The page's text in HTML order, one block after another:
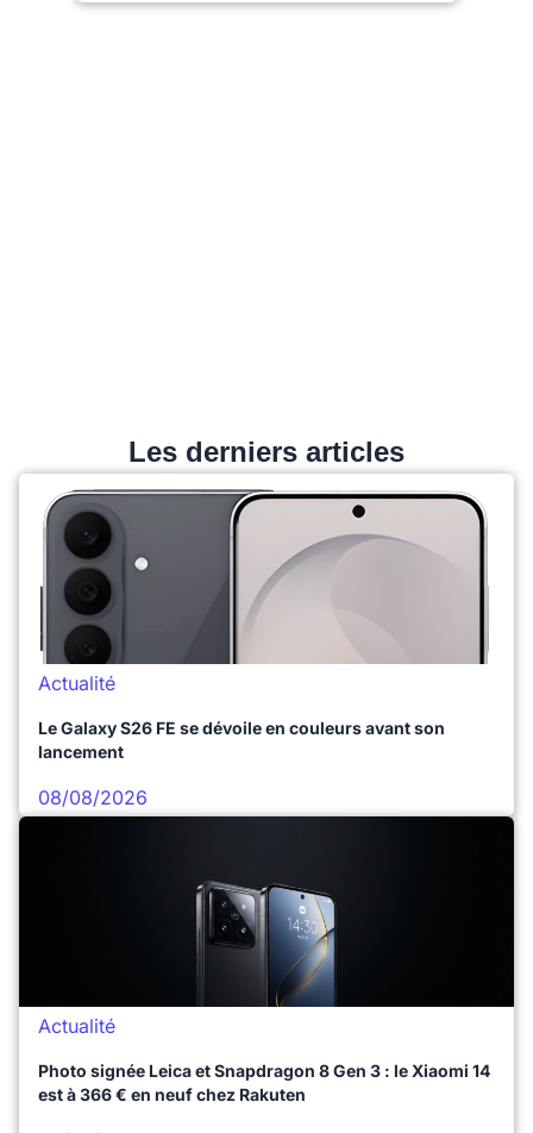
Les derniers articles
Actualité
Le Galaxy S26 FE se dévoile en couleurs avant son
lancement
08/08/2026
Actualité
Photo signée Leica et Snapdragon 8 Gen 3 : le Xiaomi 14
est à 366 € en neuf chez Rakuten